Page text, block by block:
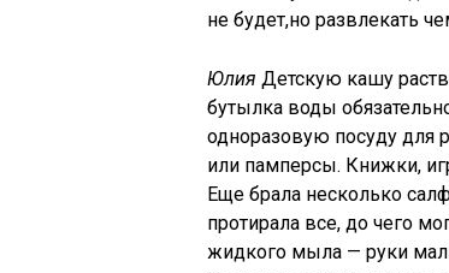
не будет,но развлекать
Юлия Детскую кашу
бутылка воды
одноразовую посуду
или памперсы. Книжки,
Еще брала несколько
протирала все, до чего
жидкого мыла — руки